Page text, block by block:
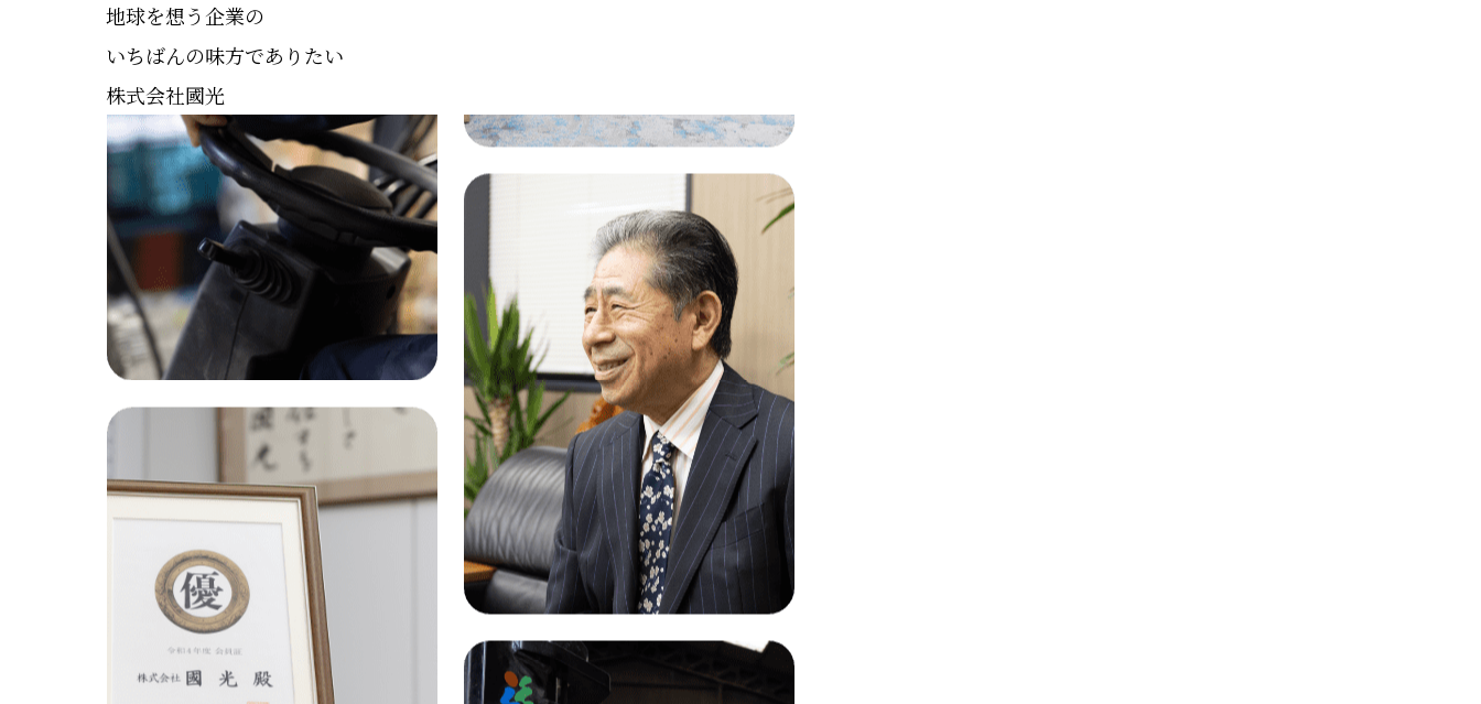
地球を想う企業の
いちばんの味方でありたい
株式会社國光